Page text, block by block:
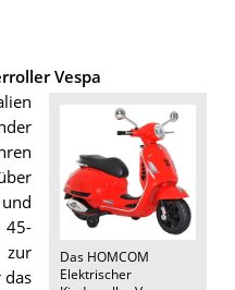
Vespa
Das HOMCOM
Elektrischer
das